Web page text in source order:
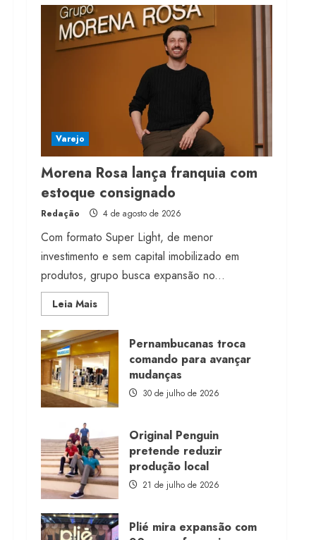
franquia com estoque
consignado
4 de agosto de 2026
Mercosul-UE prevê
transição longa para
vestuário
3 de agosto de 2026
Varejo
Morena Rosa lança franquia com
estoque consignado
Redação 4 de agosto de 2026
Com formato Super Light, de menor
investimento e sem capital imobilizado em
produtos, grupo busca expansão no...
Leia MaisRead
more
Morena
Rosa
lança
franquia
com
estoque
consignado
Pernambucanas troca
comando para avançar
mudanças
30 de julho de 2026
Original Penguin
pretende reduzir
produção local
21 de julho de 2026
Plié mira expansão com